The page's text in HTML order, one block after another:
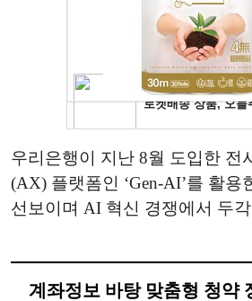
우리은행이 지난 8월 도입한 전
(AX) 플랫폼인 ‘Gen-AI’를 활용
선보이며 AI 혁신 경쟁에서 두
계좌정보 바탕 맞춤형 청약